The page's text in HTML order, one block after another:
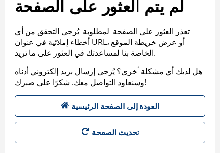
لم يتم العثور على الصفحة
تعذر العثور على الصفحة المطلوبة. يُرجى التحقق من أي
أخطاء إملائية في عنوان URL، أو عرض خريطة الموقع
الخاصة بنا لمساعدتك في العثور على ما تريد.
هل لديك أي مشكلة أخرى؟ يُرجى إرسال بريد إلكتروني أدناه
وسنعاود التواصل معك. شكرًا على صبرك!
العودة إلى الصفحة الرئيسية
تحديث الصفحة